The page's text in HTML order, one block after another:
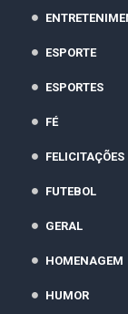
ESPORTE
ESPORTES
FÉ
FELICITAÇÕES
FUTEBOL
GERAL
HOMENAGEM
HUMOR